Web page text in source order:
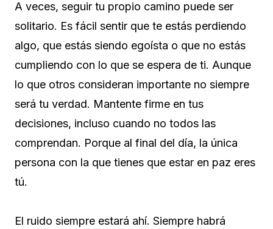
A veces, seguir tu propio camino puede ser
solitario. Es fácil sentir que te estás perdiendo
algo, que estás siendo egoísta o que no estás
cumpliendo con lo que se espera de ti. Aunque
lo que otros consideran importante no siempre
será tu verdad. Mantente firme en tus
decisiones, incluso cuando no todos las
comprendan. Porque al final del día, la única
persona con la que tienes que estar en paz eres
tú.
El ruido siempre estará ahí. Siempre habrá